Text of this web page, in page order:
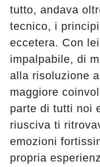
tutto, andava
tecnico, i
eccetera. Con
impalpabile, di
alla risoluzione
maggiore
parte di tutti noi
riusciva ti
emozioni
propria